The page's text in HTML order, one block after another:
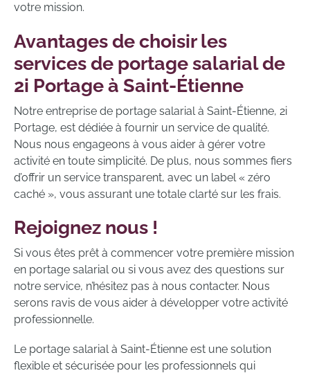
votre mission.
Avantages de choisir les
services de portage salarial de
2i Portage à Saint-Étienne
Notre entreprise de portage salarial à Saint-Étienne, 2i
Portage, est dédiée à fournir un service de qualité.
Nous nous engageons à vous aider à gérer votre
activité en toute simplicité. De plus, nous sommes fiers
d’offrir un service transparent, avec un label « zéro
caché », vous assurant une totale clarté sur les frais.
Rejoignez nous !
Si vous êtes prêt à commencer votre première mission
en portage salarial ou si vous avez des questions sur
notre service, n’hésitez pas à nous contacter. Nous
serons ravis de vous aider à développer votre activité
professionnelle.
Le portage salarial à Saint-Étienne est une solution
flexible et sécurisée pour les professionnels qui